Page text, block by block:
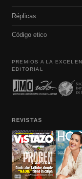
Réplicas
Código etico
PREMIOS A LA
EDITORIAL
REVISTAS